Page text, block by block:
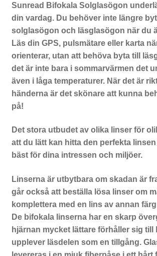
Sunread Bifokala Solglasögon
din vardag. Du behöver inte längre
solglasögon och läsglasögon när du
Läs din GPS, pulsmätare eller karta
orienterar, utan att behöva byta till
det är inte bara i sommarvärmen det
även i låga temperaturer. När det är
händerna är det skönare att kunna
på!
Det stora utbudet av olika linser för
att du lätt kan hitta den perfekta
bäst för dina intressen och miljöer.
Linserna är utbytbara om skadan är
går också att beställa lösa linser om
komplettera med en lins av annan
De bifokala linserna har en skarp
hjärnan mycket lättare förhåller sig till
upplever läsdelen som en tillgång.